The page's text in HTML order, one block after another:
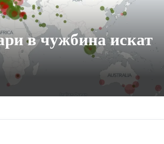
в чужбина искат